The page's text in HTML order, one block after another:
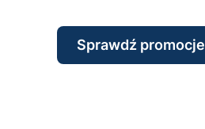
Sprawdź promocje